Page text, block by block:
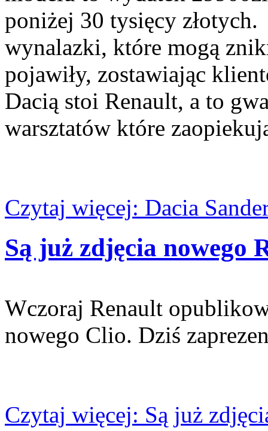
poniżej 30 tysięcy
wynalazki, które mogą
pojawiły, zostawiając
Dacią stoi Renault, a to
warsztatów które
Czytaj więcej: Dacia
Są już zdjęcia nowego
Wczoraj Renault
nowego Clio. Dziś
Czytaj więcej: Są już